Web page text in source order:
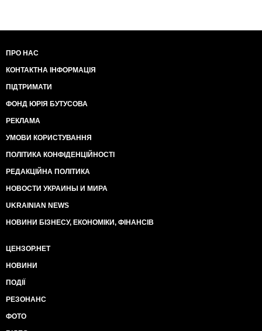
ПРО НАС
КОНТАКТНА ІНФОРМАЦІЯ
ПІДТРИМАТИ
ФОНД ЮРІЯ БУТУСОВА
РЕКЛАМА
УМОВИ КОРИСТУВАННЯ
ПОЛІТИКА КОНФІДЕНЦІЙНОСТІ
РЕДАКЦІЙНА ПОЛІТИКА
НОВОСТИ УКРАИНЫ И МИРА
UKRAINIAN NEWS
НОВИНИ БІЗНЕСУ, ЕКОНОМІКИ, ФІНАНСІВ
ЦЕНЗОР.НЕТ
НОВИНИ
ПОДІЇ
РЕЗОНАНС
ФОТО